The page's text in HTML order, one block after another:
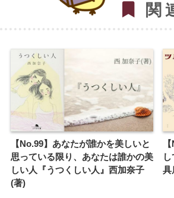
関
【No.99】あなたが誰かを美しいと
思っている限り、あなたは誰かの美
しい人『うつくしい人』西加奈子
(著)
具